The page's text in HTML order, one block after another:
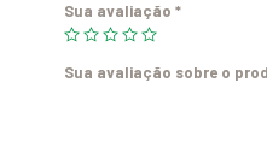
Sua avaliação *
Sua avaliação sobre o